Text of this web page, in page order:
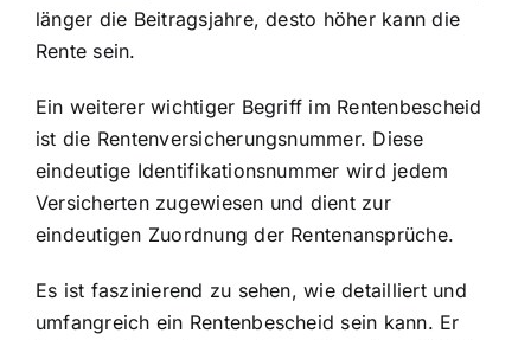
länger die Beitragsjahre, desto höher kann die
Rente sein.
Ein weiterer wichtiger Begriff im Rentenbescheid
ist die Rentenversicherungsnummer. Diese
eindeutige Identifikationsnummer wird jedem
Versicherten zugewiesen und dient zur
eindeutigen Zuordnung der Rentenansprüche.
Es ist faszinierend zu sehen, wie detailliert und
umfangreich ein Rentenbescheid sein kann. Er